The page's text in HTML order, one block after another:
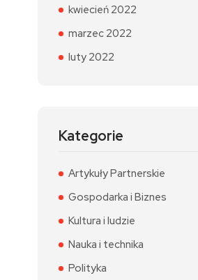
kwiecień 2022
marzec 2022
luty 2022
Kategorie
Artykuły Partnerskie
Gospodarka i Biznes
Kultura i ludzie
Nauka i technika
Polityka